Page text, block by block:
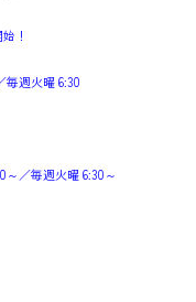
！
毎週火曜 6:30
～／毎週火曜 6:30～